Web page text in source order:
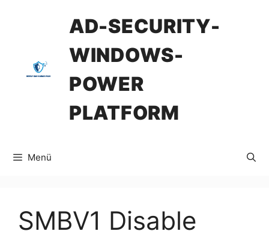
AD-SECURITY-
WINDOWS-
POWER
PLATFORM
Menü
SMBV1 Disable